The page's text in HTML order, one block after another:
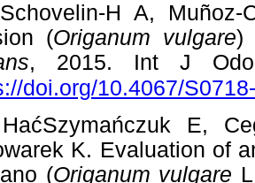
H A,
(Origanum vulgare)
, 2015. Int J
doi.org/10.4067/
E,
K. Evaluation of
(Origanum vulgare